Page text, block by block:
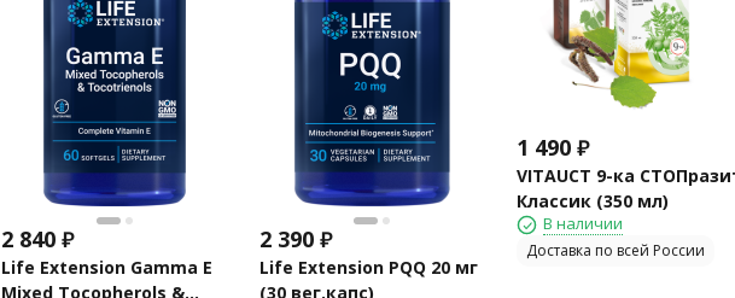
2 840 ₽
Life Extension Gamma E
Mixed Tocopherols &
2 390 ₽
Life Extension PQQ 20 мг
(30 вег.капс)
1 490 ₽
VITAUCT 9-ка
Классик (350 мл)
В наличии
Доставка по всей России